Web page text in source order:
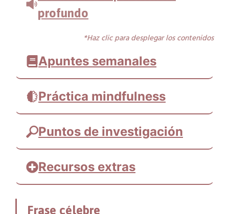
profundo
*Haz clic para desplegar los contenidos
Apuntes semanales
Práctica mindfulness
Puntos de investigación
Recursos extras
Frase célebre